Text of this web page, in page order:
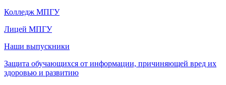
Колледж МПГУ
Лицей МПГУ
Наши выпускники
Защита обучающихся от информации, причиняющей вред их
здоровью и развитию